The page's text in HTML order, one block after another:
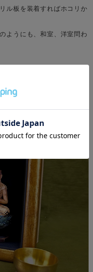
ル板を装着すればホコリか
ようにも、和室、洋室問わ